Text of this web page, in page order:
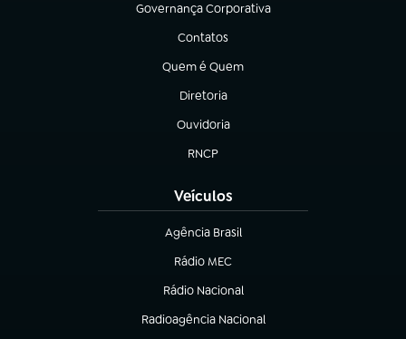
Governança Corporativa
(abre em nova aba)
Contatos
(abre em nova aba)
Quem é Quem
(abre em nova aba)
Diretoria
(abre em nova aba)
Ouvidoria
(abre em nova aba)
RNCP
(abre em nova aba)
Veículos
Agência Brasil
(abre em nova aba)
Rádio MEC
Rádio Nacional
(abre em nova aba)
Radioagência Nacional
(abre em nova aba)